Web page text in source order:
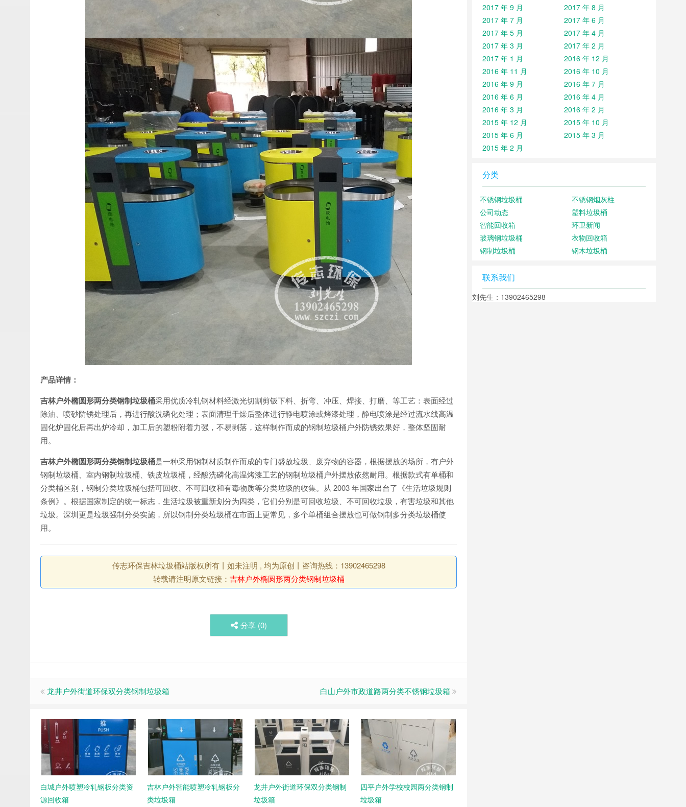
产品详情：
吉林户外椭圆形两分类钢制垃圾桶采用优质冷轧钢材料经激光切割剪钣下料、折弯、冲压、焊接、打磨、等工艺：表面经过
除油、喷砂防锈处理后，再进行酸洗磷化处理；表面清理干燥后整体进行静电喷涂或烤漆处理，静电喷涂是经过流水线高温
固化炉固化后再出炉冷却，加工后的塑粉附着力强，不易剥落，这样制作而成的钢制垃圾桶户外防锈效果好，整体坚固耐
用。
吉林户外椭圆形两分类钢制垃圾桶是一种采用钢制材质制作而成的专门盛放垃圾、废弃物的容器，根据摆放的场所，有户外
钢制垃圾桶、室内钢制垃圾桶、铁皮垃圾桶，经酸洗磷化高温烤漆工艺的钢制垃圾桶户外摆放依然耐用。根据款式有单桶和
分类桶区别，钢制分类垃圾桶包括可回收、不可回收和有毒物质等分类垃圾的收集。从 2003 年国家出台了《生活垃圾规则
条例》。根据国家制定的统一标志，生活垃圾被重新划分为四类，它们分别是可回收垃圾、不可回收垃圾，有害垃圾和其他
垃圾。深圳更是垃圾强制分类实施，所以钢制分类垃圾桶在市面上更常见，多个单桶组合摆放也可做钢制多分类垃圾桶使
用。
传志环保吉林垃圾桶站版权所有丨如未注明 , 均为原创丨咨询热线：13902465298
转载请注明原文链接： 吉林户外椭圆形两分类钢制垃圾桶
分享 (0)
龙井户外街道环保双分类钢制垃圾箱 白山户外市政道路两分类不锈钢垃圾箱
白城户外喷塑冷轧钢板分类资
源回收箱
吉林户外智能喷塑冷轧钢板分
类垃圾箱
龙井户外街道环保双分类钢制
垃圾箱
四平户外学校校园两分类钢制
垃圾箱
2017 年 9 月
2017 年 8 月
2017 年 7 月
2017 年 6 月
2017 年 5 月
2017 年 4 月
2017 年 3 月
2017 年 2 月
2017 年 1 月
2016 年 12 月
2016 年 11 月
2016 年 10 月
2016 年 9 月
2016 年 7 月
2016 年 6 月
2016 年 4 月
2016 年 3 月
2016 年 2 月
2015 年 12 月
2015 年 10 月
2015 年 6 月
2015 年 3 月
2015 年 2 月
分类
不锈钢垃圾桶
不锈钢烟灰柱
公司动态
塑料垃圾桶
智能回收箱
环卫新闻
玻璃钢垃圾桶
衣物回收箱
钢制垃圾桶
钢木垃圾桶
联系我们
刘先生：13902465298